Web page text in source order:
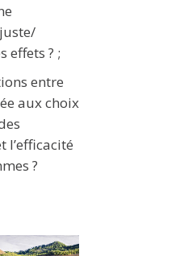
effets ? ;
entre
aux choix
l’efficacité
?